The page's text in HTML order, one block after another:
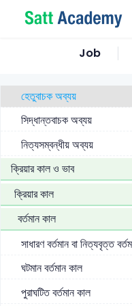
Job
সংযোজক অব্যয়
হেতুবাচক অব্যয়
সিদ্ধান্তবাচক অব্যয়
নিত্যসম্বন্ধীয় অব্যয়
ক্রিয়ার কাল ও ভাব
ক্রিয়ার কাল
বর্তমান কাল
সাধারণ বর্তমান বা নিত্যবৃত্ত
ঘটমান বর্তমান কাল
পুরাঘটিত বর্তমান কাল